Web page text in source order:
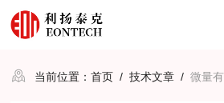
当前位置：首页 /技术文章 /微量有机元